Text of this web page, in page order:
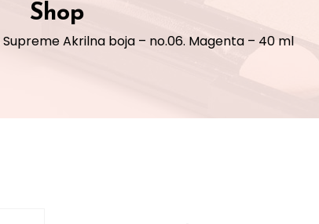
Shop
Akrilna boja – no.06. Magenta – 40 ml